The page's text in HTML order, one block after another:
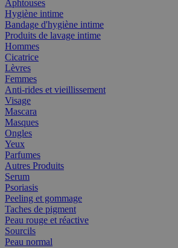
Aphtouses
Hygiène intime
Bandage d'hygiène intime
Produits de lavage intime
Hommes
Cicatrice
Lèvres
Femmes
Anti-rides et vieillissement
Visage
Mascara
Masques
Ongles
Yeux
Parfumes
Autres Produits
Serum
Psoriasis
Peeling et gommage
Taches de pigment
Peau rouge et réactive
Sourcils
Peau normal